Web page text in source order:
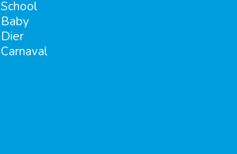
School
Baby
Dier
Carnaval